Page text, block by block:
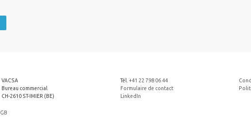
VACSA
Bureau commercial
CH-2610 ST-IMIER (BE)
Tél. +41 22 798 06 44
Formulaire de contact
LinkedIn
GB